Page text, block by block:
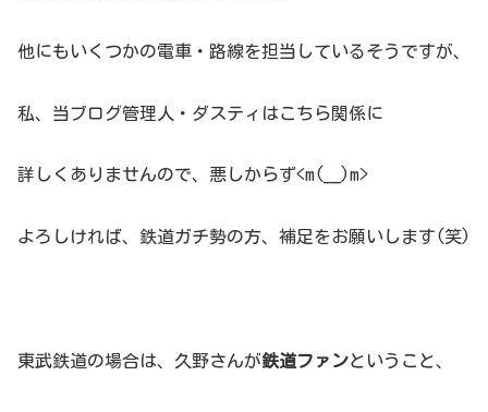
他にもいくつかの電車・路線を担当しているそうですが、
私、当ブログ管理人・ダスティはこちら関係に
詳しくありませんので、悪しからず<m(__)m>
よろしければ、鉄道ガチ勢の方、補足をお願いします(笑)
東武鉄道の場合は、久野さんが鉄道ファンということ、